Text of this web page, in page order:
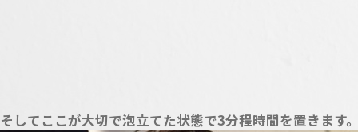
そしてここが大切で泡立てた状態で3分程時間を置きます